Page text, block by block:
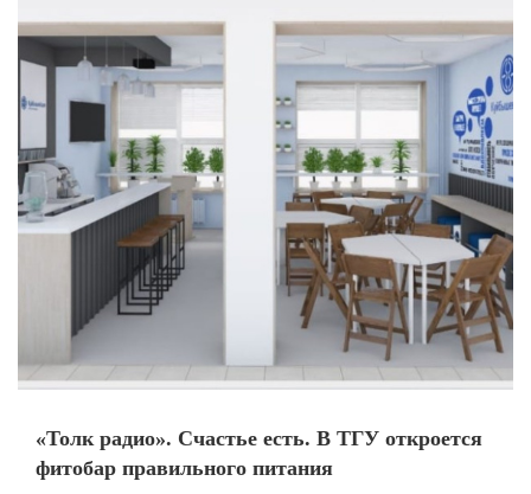
«Толк радио». Счастье есть. В ТГУ откроется
фитобар правильного питания